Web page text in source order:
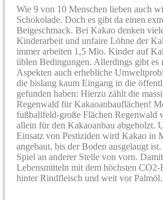
Wie 9 von 10 Menschen lieben auch
Schokolade. Doch es gibt da einen
Beigeschmack. Bei Kakao denken
Kinderarbeit und unfaire Löhne der
immer arbeiten 1,5 Mio. Kinder auf
üblen Bedingungen. Allerdings gibt es
Aspekten auch erhebliche
die bislang kaum Eingang in die
gefunden haben: Hierzu zählt die
Regenwald für Kakaoanbauflächen!
fußballfeld-große Flächen Regenwald
allein für den Kakaoanbau abgeholzt.
Einsatz von Pestiziden wird Kakao in
angebaut, bis der Boden ausgelaugt
Spiel an anderer Stelle von vorn.
Lebensmitteln mit dem höchsten
hinter Rindfleisch und weit vor Palmöl.